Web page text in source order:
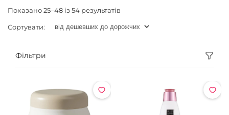
Показано 25–48 із 54 результатів
Сортувати:
Фільтри